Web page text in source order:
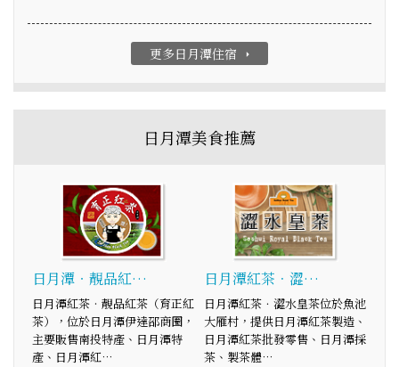
更多日月潭住宿 arrow_right
日月潭美食推薦
日月潭‧靚品紅…
日月潭紅茶‧靚品紅茶（育正紅
茶），位於日月潭伊達邵商圈，
主要販售南投特產、日月潭特
產、日月潭紅…
日月潭紅茶．澀…
日月潭紅茶．澀水皇茶位於魚池
大雁村，提供日月潭紅茶製造、
日月潭紅茶批發零售、日月潭採
茶、製茶體…